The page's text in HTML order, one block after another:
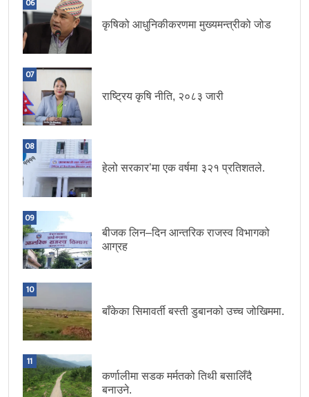
कृषिको आधुनिकीकरणमा मुख्यमन्त्रीको जोड
07
राष्ट्रिय कृषि नीति, २०८३ जारी
08
हेलो सरकार’मा एक वर्षमा ३२१ प्रतिशतले.
09
बीजक लिन–दिन आन्तरिक राजस्व विभागको
आग्रह
10
बाँकेका सिमावर्ती बस्ती डुबानको उच्च जोखिममा.
11
कर्णालीमा सडक मर्मतको तिथी बसालिँदै
बनाउने.